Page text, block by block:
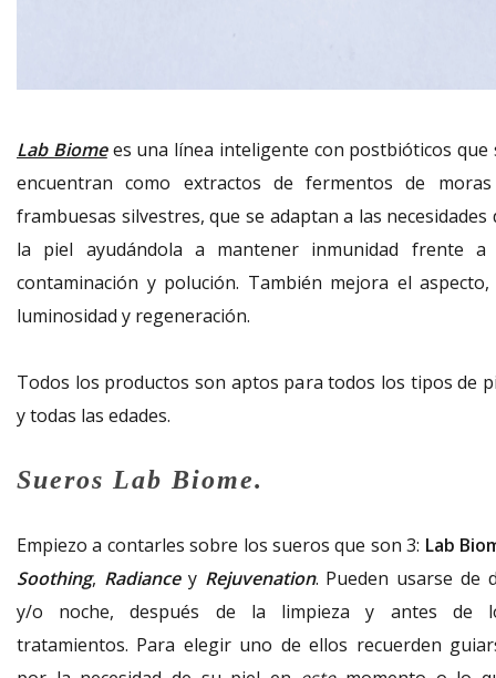
Lab Biomees una línea inteligente con postbióticos que
encuentran como extractos de fermentos de
frambuesas silvestres, que se adaptan a las necesidades
la piel ayudándola a mantener inmunidad frente a
contaminación y polución. También mejora el
luminosidad y regeneración.
Todos los productos son aptos para todos los tipos de
y todas las edades.
Sueros Lab Biome.
Empiezo a contarles sobre los sueros que son 3: Lab
Soothing, Radiancey Rejuvenation. Pueden usarse de
y/o noche, después de la limpieza y antes de
tratamientos. Para elegir uno de ellos recuerden